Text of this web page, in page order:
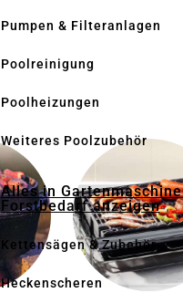
Pumpen & Filteranlagen
Poolreinigung
Poolheizungen
Weiteres Poolzubehör
Alles in
Forstbedarf anzeigen
Kettensägen & Zubehör
Heckenscheren